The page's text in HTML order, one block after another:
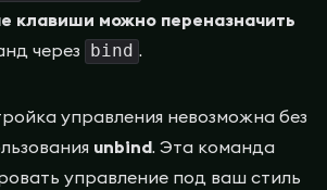
клавиши можно переназначить
через
bind .
управления невозможна без
unbind. Эта команда
управление под ваш стиль